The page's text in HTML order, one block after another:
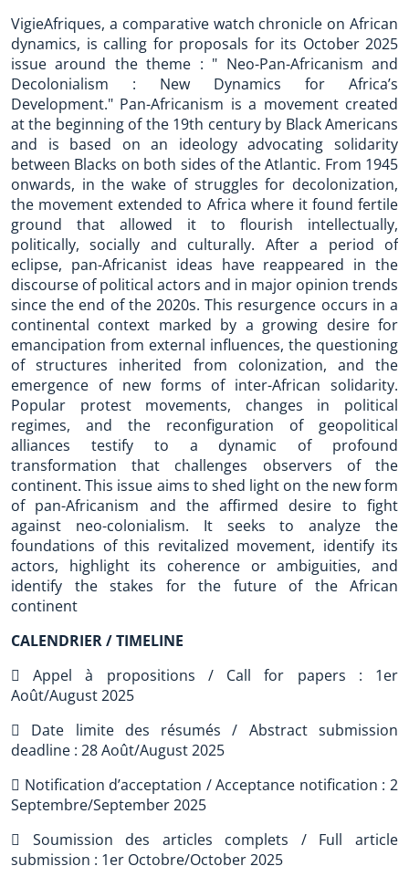
VigieAfriques, a comparative watch chronicle on African
dynamics, is calling for proposals for its October 2025
issue around the theme : " Neo-Pan-Africanism and
Decolonialism : New Dynamics for Africa’s
Development." Pan-Africanism is a movement created
at the beginning of the 19th century by Black Americans
and is based on an ideology advocating solidarity
between Blacks on both sides of the Atlantic. From 1945
onwards, in the wake of struggles for decolonization,
the movement extended to Africa where it found fertile
ground that allowed it to flourish intellectually,
politically, socially and culturally. After a period of
eclipse, pan-Africanist ideas have reappeared in the
discourse of political actors and in major opinion trends
since the end of the 2020s. This resurgence occurs in a
continental context marked by a growing desire for
emancipation from external influences, the questioning
of structures inherited from colonization, and the
emergence of new forms of inter-African solidarity.
Popular protest movements, changes in political
regimes, and the reconfiguration of geopolitical
alliances testify to a dynamic of profound
transformation that challenges observers of the
continent. This issue aims to shed light on the new form
of pan-Africanism and the affirmed desire to fight
against neo-colonialism. It seeks to analyze the
foundations of this revitalized movement, identify its
actors, highlight its coherence or ambiguities, and
identify the stakes for the future of the African
continent
CALENDRIER / TIMELINE
 Appel à propositions / Call for papers : 1er
Août/August 2025
 Date limite des résumés / Abstract submission
deadline : 28 Août/August 2025
 Notification d’acceptation / Acceptance notification : 2
Septembre/September 2025
 Soumission des articles complets / Full article
submission : 1er Octobre/October 2025